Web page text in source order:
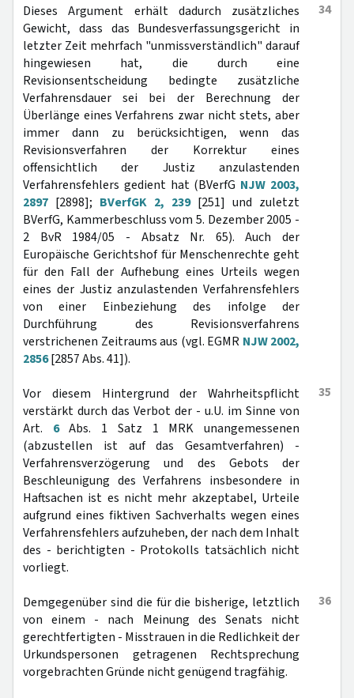
34
Dieses Argument erhält dadurch zusätzliches
Gewicht, dass das Bundesverfassungsgericht in
letzter Zeit mehrfach "unmissverständlich" darauf
hingewiesen hat, die durch eine
Revisionsentscheidung bedingte zusätzliche
Verfahrensdauer sei bei der Berechnung der
Überlänge eines Verfahrens zwar nicht stets, aber
immer dann zu berücksichtigen, wenn das
Revisionsverfahren der Korrektur eines
offensichtlich der Justiz anzulastenden
Verfahrensfehlers gedient hat (BVerfG NJW 2003,
2897 [2898]; BVerfGK 2, 239[251] und zuletzt
BVerfG, Kammerbeschluss vom 5. Dezember 2005 -
2 BvR 1984/05 - Absatz Nr. 65). Auch der
Europäische Gerichtshof für Menschenrechte geht
für den Fall der Aufhebung eines Urteils wegen
eines der Justiz anzulastenden Verfahrensfehlers
von einer Einbeziehung des infolge der
Durchführung des Revisionsverfahrens
verstrichenen Zeitraums aus (vgl. EGMR NJW 2002,
2856[2857 Abs. 41]).
35
Vor diesem Hintergrund der Wahrheitspflicht
verstärkt durch das Verbot der - u.U. im Sinne von
Art. 6Abs. 1 Satz 1 MRK unangemessenen
(abzustellen ist auf das Gesamtverfahren) -
Verfahrensverzögerung und des Gebots der
Beschleunigung des Verfahrens insbesondere in
Haftsachen ist es nicht mehr akzeptabel, Urteile
aufgrund eines fiktiven Sachverhalts wegen eines
Verfahrensfehlers aufzuheben, der nach dem Inhalt
des - berichtigten - Protokolls tatsächlich nicht
vorliegt.
36
Demgegenüber sind die für die bisherige, letztlich
von einem - nach Meinung des Senats nicht
gerechtfertigten - Misstrauen in die Redlichkeit der
Urkundspersonen getragenen Rechtsprechung
vorgebrachten Gründe nicht genügend tragfähig.